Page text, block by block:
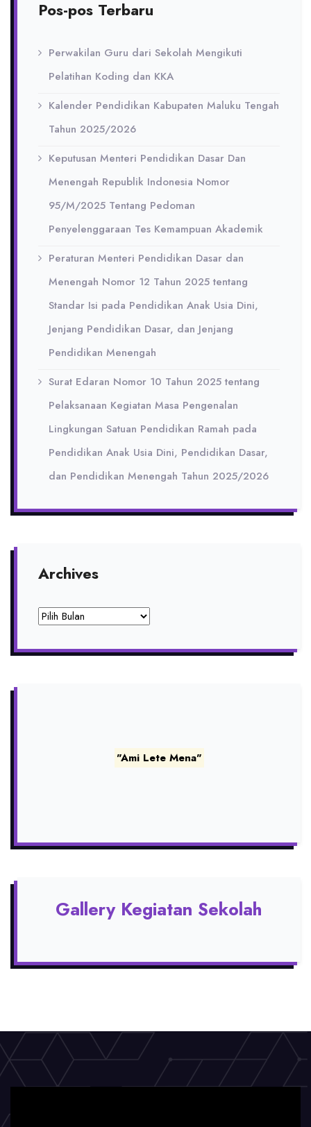
Pos-pos Terbaru
Perwakilan Guru dari Sekolah Mengikuti
Pelatihan Koding dan KKA
Kalender Pendidikan Kabupaten Maluku Tengah
Tahun 2025/2026
Keputusan Menteri Pendidikan Dasar Dan
Menengah Republik Indonesia Nomor
95/M/2025 Tentang Pedoman
Penyelenggaraan Tes Kemampuan Akademik
Peraturan Menteri Pendidikan Dasar dan
Menengah Nomor 12 Tahun 2025 tentang
Standar Isi pada Pendidikan Anak Usia Dini,
Jenjang Pendidikan Dasar, dan Jenjang
Pendidikan Menengah
Surat Edaran Nomor 10 Tahun 2025 tentang
Pelaksanaan Kegiatan Masa Pengenalan
Lingkungan Satuan Pendidikan Ramah pada
Pendidikan Anak Usia Dini, Pendidikan Dasar,
dan Pendidikan Menengah Tahun 2025/2026
Archives
Archives
"Ami Lete Mena"
Gallery Kegiatan Sekolah